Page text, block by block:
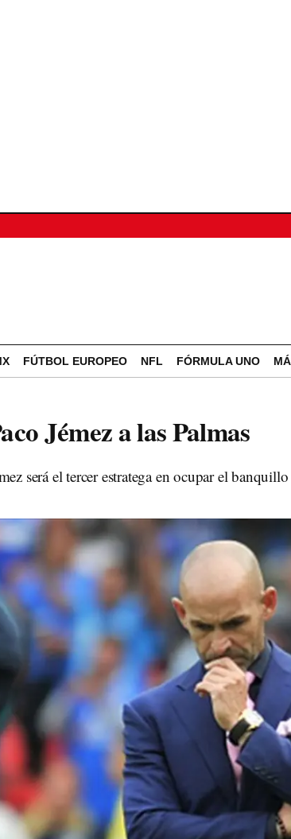
FÚTBOL EUROPEO NFL FÓRMULA UNO
Jémez a las Palmas
será el tercer estratega en ocupar el